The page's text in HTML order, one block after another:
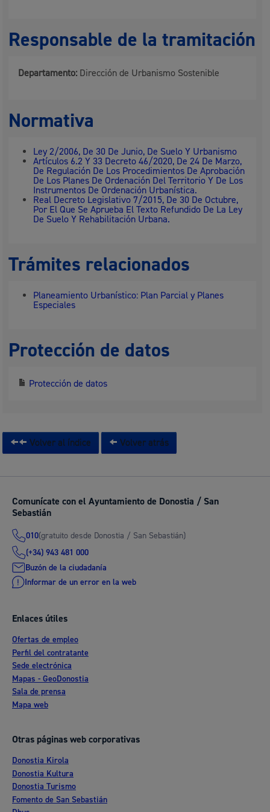
Responsable de la tramitación
Departamento: Dirección de Urbanismo Sostenible
Normativa
Ley 2/2006, De 30 De Junio, De Suelo Y Urbanismo
Artículos 6.2 Y 33 Decreto 46/2020, De 24 De Marzo,
De Regulación De Los Procedimientos De Aprobación
De Los Planes De Ordenación Del Territorio Y De Los
Instrumentos De Ordenación Urbanística.
Real Decreto Legislativo 7/2015, De 30 De Octubre,
Por El Que Se Aprueba El Texto Refundido De La Ley
De Suelo Y Rehabilitación Urbana.
Trámites relacionados
Planeamiento Urbanístico: Plan Parcial y Planes
Especiales
Protección de datos
Protección de datos
Volver al índice Volver atrás
Comunícate con el Ayuntamiento de Donostia / San
Sebastián
010(gratuito desde Donostia / San Sebastián)
(+34) 943 481 000
Buzón de la ciudadanía
Informar de un error en la web
Enlaces útiles
Ofertas de empleo
Perfil del contratante
Sede electrónica
Mapas - GeoDonostia
Sala de prensa
Mapa web
Otras páginas web corporativas
Donostia Kirola
Donostia Kultura
Donostia Turismo
Fomento de San Sebastián